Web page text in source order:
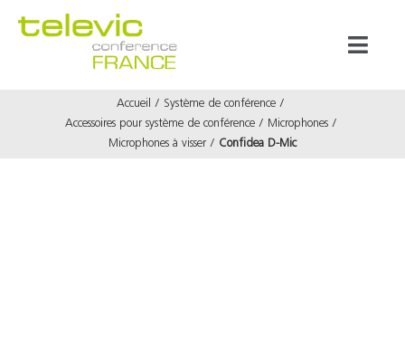
Accueil
Système de conférence
Accessoires pour système de conférence
Microphones
Microphones à visser
Confidea D-Mic